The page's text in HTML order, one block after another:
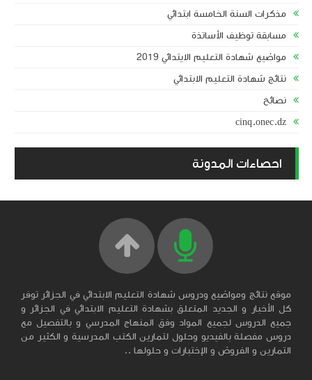
مذكرات السنة الخامسة ابتدائي
مسابقة توظيف الأساتذة
مواضيع شهادة التعليم الايتدائي 2019
نتائج شهادة التعليم الابتدائي
نصائح
cinq.onec.dz
احصاءات المدونة
موقع نتائج ومواضيع ودروس شهادة التعليم الابتدائي في الجزائر توفر
كل الأخبار و الجديد المتعلق بشهادة التعليم الابتدائي في الجزائر و
جميع الدروس لجميع المواد وفق المنهاج المدرسي و بالتفصيل مع
دروس مفصلة بالفيديو وحلول لتمارين الكتب المدرسية و الكثير من
التمارين و الفروض و الإختبارات و حلولها ..